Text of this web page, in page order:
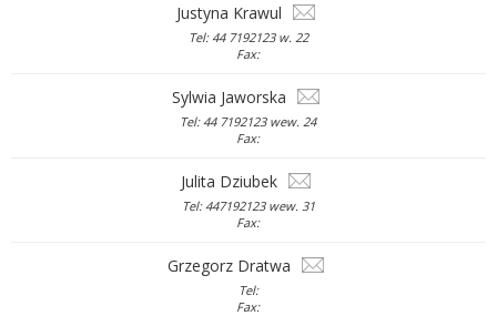
Justyna Krawul
Tel: 44 7192123 w. 22
Fax:
Sylwia Jaworska
Tel: 44 7192123 wew. 24
Fax:
Julita Dziubek
Tel: 447192123 wew. 31
Fax:
Grzegorz Dratwa
Tel:
Fax: